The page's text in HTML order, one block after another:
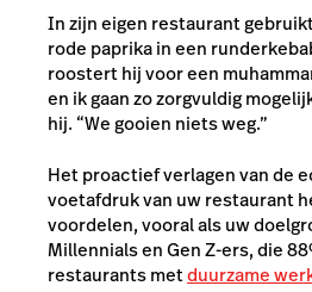
In zijn eigen restaurant
rode paprika in een
roostert hij voor een
en ik gaan zo zorgvuldig
hij. “We gooien niets weg.”
Het proactief verlagen van de
voetafdruk van uw restaurant
voordelen, vooral als uw
Millennials en Gen Z-ers, die
restaurants metduurzame